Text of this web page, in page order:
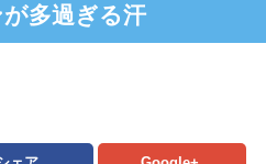
多過ぎる汗